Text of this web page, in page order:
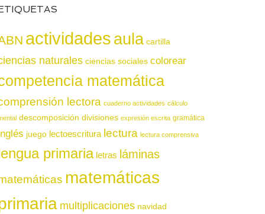
actividadesaula cartilla
naturales ciencias sociales colorear
matemática
lectora cuaderno actividades cálculo
descomposición divisiones expresión escrita gramática
juego lectoescritura lectura lectura comprensiva
primaria letras láminas
matemáticas
multiplicaciones navidad